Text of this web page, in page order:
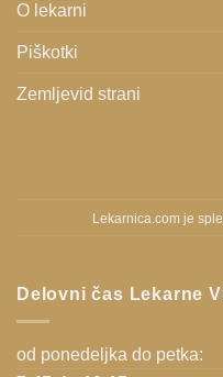
O lekarni
Piškotki
Zemljevid strani
Lekarnica.com je
Delovni čas Lekarne
od ponedeljka do petka: